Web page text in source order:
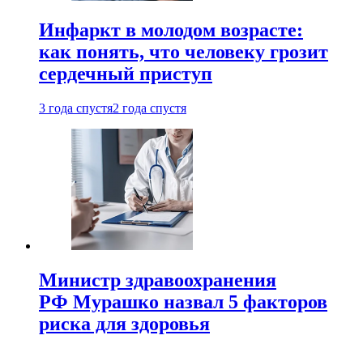
Инфаркт в молодом возрасте:
как понять, что человеку грозит
сердечный приступ
3 года спустя2 года спустя
Министр здравоохранения
РФ Мурашко назвал 5 факторов
риска для здоровья